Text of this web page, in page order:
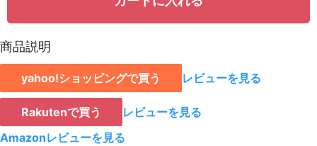
18
19 928 15776
20 923
21 921
商品説明
yahoo!ショッピングで買う レビューを見る
Rakutenで買う
レビューを見る
Amazonレビューを見る